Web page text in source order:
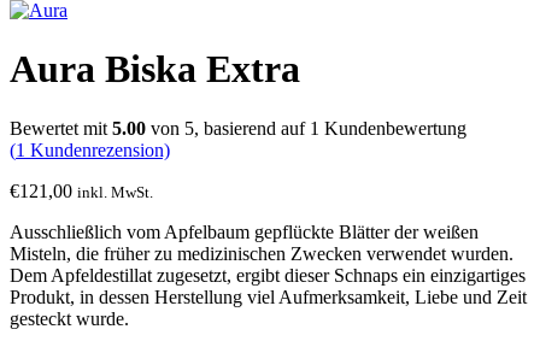
Aura Biska Extra
Bewertet mit 5.00 von 5, basierend auf 1 Kundenbewertung
(1 Kundenrezension)
€121,00 inkl. MwSt.
Ausschließlich vom Apfelbaum gepflückte Blätter der weißen
Misteln, die früher zu medizinischen Zwecken verwendet wurden.
Dem Apfeldestillat zugesetzt, ergibt dieser Schnaps ein einzigartiges
Produkt, in dessen Herstellung viel Aufmerksamkeit, Liebe und Zeit
gesteckt wurde.